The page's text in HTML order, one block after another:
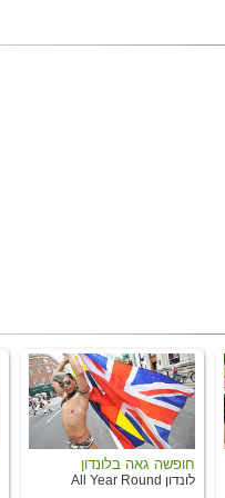
חופשה גאה בלונדון
לונדון All Year Round